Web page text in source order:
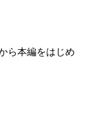
ら本編をはじめ